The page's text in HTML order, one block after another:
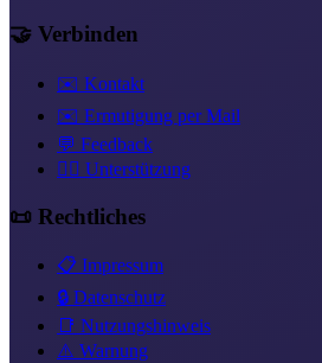
🤝 Verbinden
✉️ Kontakt
✉️ Ermutigung per Mail
💬 Feedback
❤️‍🔥 Unterstützung
📜 Rechtliches
📋 Impressum
🔒 Datenschutz
📑 Nutzungshinweis
⚠️ Warnung